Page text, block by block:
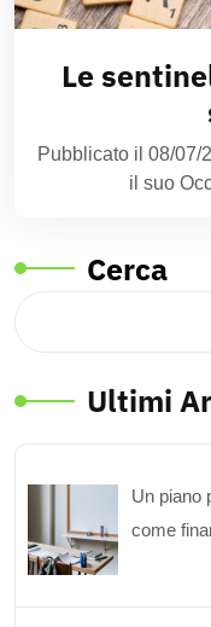
Le
Pubblicato il 08/07/
il suo
Cerca
Ultimi
Un piano
come